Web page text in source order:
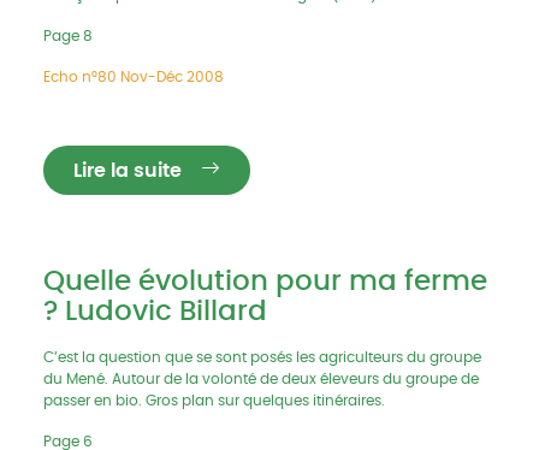
Page 8
Echo n°80 Nov-Déc 2008
Lire la suite
Quelle évolution pour ma ferme
? Ludovic Billard
C’est la question que se sont posés les agriculteurs du groupe
du Mené. Autour de la volonté de deux éleveurs du groupe de
passer en bio. Gros plan sur quelques itinéraires.
Page 6